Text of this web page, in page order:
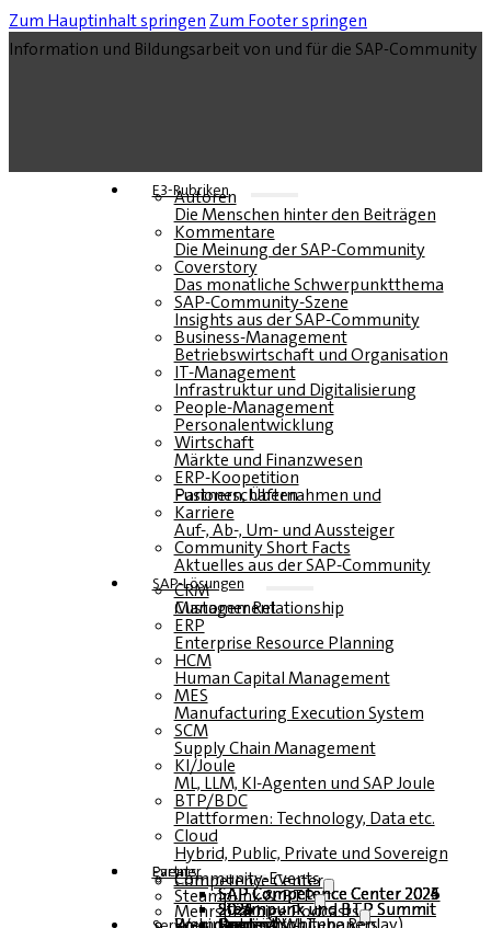
Zum Hauptinhalt springen Zum Footer springen
Information und Bildungsarbeit von und für die SAP-Community
E3-Rubriken
Autoren
Die Menschen hinter den Beiträgen
Kommentare
Die Meinung der SAP-Community
Coverstory
Das monatliche Schwerpunktthema
SAP-Community-Szene
Insights aus der SAP-Community
Business-Management
Betriebswirtschaft und Organisation
IT-Management
Infrastruktur und Digitalisierung
People-Management
Personalentwicklung
Wirtschaft
Märkte und Finanzwesen
ERP-Koopetition
Fusionen, Übernahmen und Partnerschaften
Karriere
Auf-, Ab-, Um- und Aussteiger
Community Short Facts
Aktuelles aus der SAP-Community
SAP-Lösungen
CRM
Customer Relationship Management
ERP
Enterprise Resource Planning
HCM
Human Capital Management
MES
Manufacturing Execution System
SCM
Supply Chain Management
KI/Joule
ML, LLM, KI-Agenten und SAP Joule
BTP/BDC
Plattformen: Technology, Data etc.
Cloud
Hybrid, Public, Private und Sovereign
Partner
EventsCommunity-Events
Competence Center
SAP Competence Center 2026
SAP Competence Center 2025
SAP Competence Center 2024
SAP Competence Center 2023
Steampunk & BTP
Steampunk und BTP Summit 2026
Steampunk und BTP Summit 2025
Steampunk und BTP Summit 2024
Mehrsprachige Podcasts